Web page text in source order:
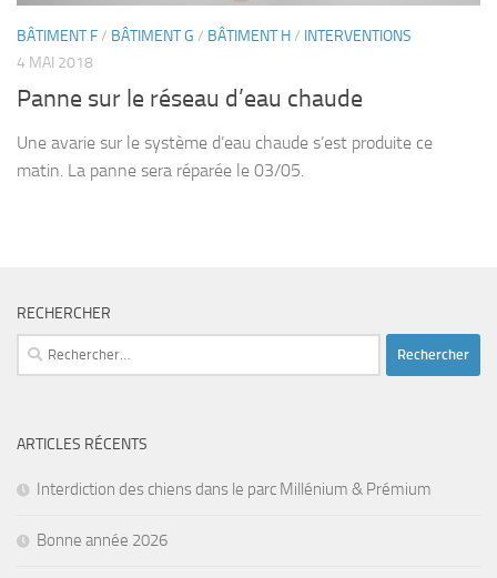
BÂTIMENT F/ BÂTIMENT G / BÂTIMENT H/ INTERVENTIONS
4 MAI 2018
Panne sur le réseau d’eau chaude
Une avarie sur le système d’eau chaude s’est produite ce
matin. La panne sera réparée le 03/05.
RECHERCHER
Rechercher :
ARTICLES RÉCENTS
Interdiction des chiens dans le parc Millénium & Prémium
Bonne année 2026